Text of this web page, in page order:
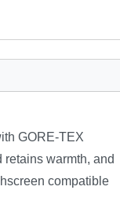
GORE-TEX
retains warmth, and
compatible